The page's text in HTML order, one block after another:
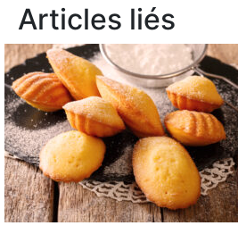
Articles liés